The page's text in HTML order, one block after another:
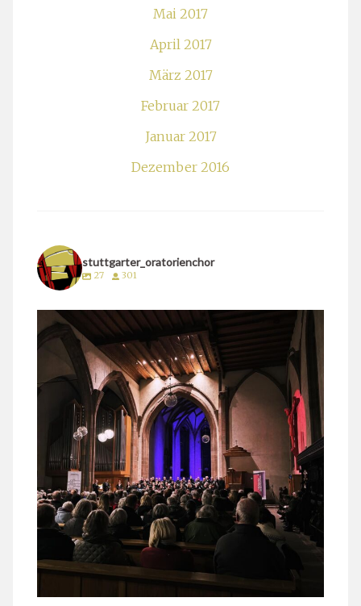
Mai 2017
April 2017
März 2017
Februar 2017
Januar 2017
Dezember 2016
stuttgarter_oratorienchor
27 301
stuttgarter_oratorienchor
März 24